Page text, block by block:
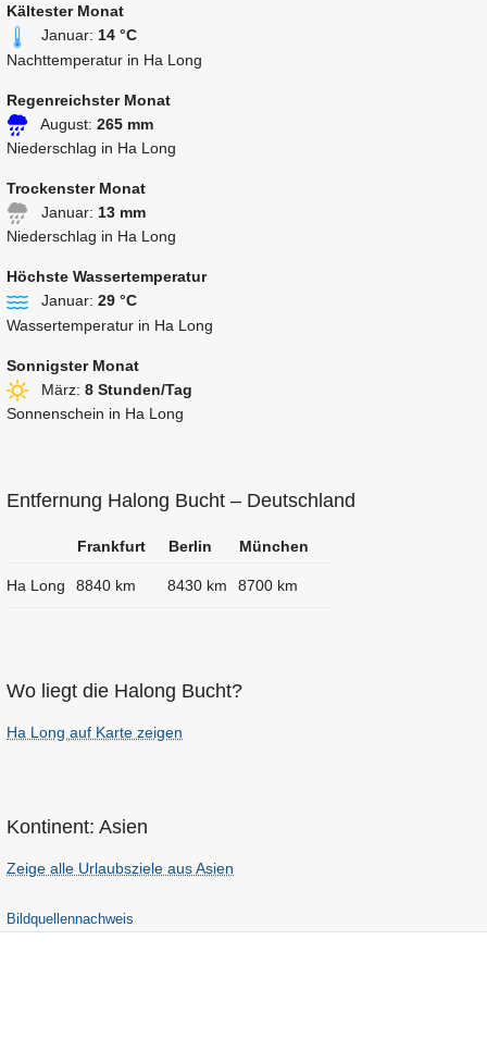
Kältester Monat
Januar: 14 °C
Nachttemperatur in Ha Long
Regenreichster Monat
August: 265 mm
Niederschlag in Ha Long
Trockenster Monat
Januar: 13 mm
Niederschlag in Ha Long
Höchste Wassertemperatur
Januar: 29 °C
Wassertemperatur in Ha Long
Sonnigster Monat
März: 8 Stunden/Tag
Sonnenschein in Ha Long
Entfernung Halong Bucht – Deutschland
Frankfurt Berlin München
Ha Long 8840 km 8430 km 8700 km
Wo liegt die Halong Bucht?
Ha Long auf Karte zeigen
Kontinent: Asien
Zeige alle Urlaubsziele aus Asien
Bildquellennachweis